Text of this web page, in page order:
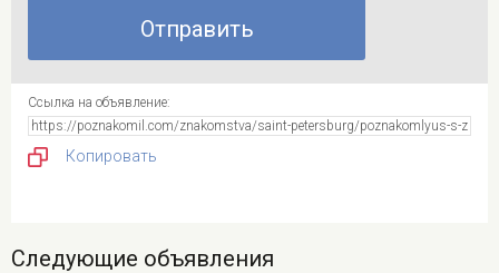
Ссылка на объявление:
Копировать
Следующие объявления